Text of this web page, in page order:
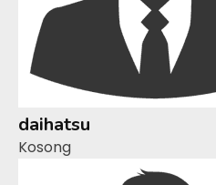
daihatsu
Kosong